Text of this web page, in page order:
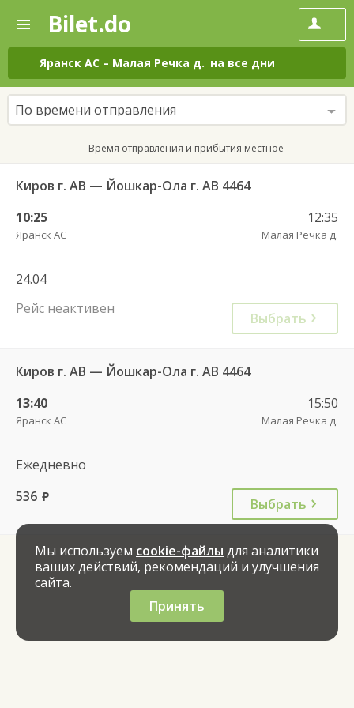
—
Поиск
и
покупка
билетов
на
автобус
онлайн
Bilet.do
Яранск АС – Малая Речка д. на все дни
По времени отправления
Время отправления и прибытия местное
Киров г. АВ — Йошкар-Ола г. АВ 4464
10:25
Яранск АС
12:35
Малая Речка д.
24.04
Рейс неактивен
Выбрать
Киров г. АВ — Йошкар-Ола г. АВ 4464
13:40
Яранск АС
15:50
Малая Речка д.
Ежедневно
536 руб. Выбрать
Мы используем cookie-файлы для аналитики
ваших действий, рекомендаций и улучшения
сайта.
Принять